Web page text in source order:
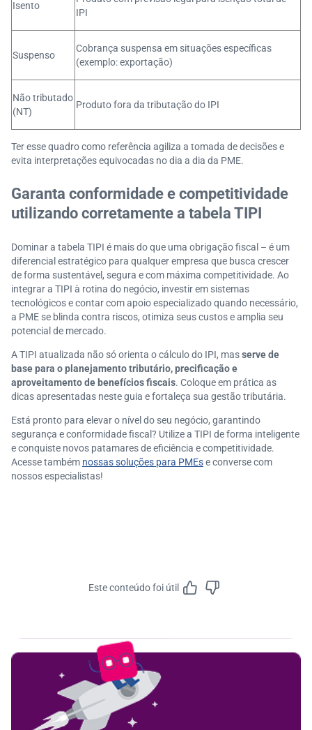
Isento
IPI
Suspenso
Cobrança suspensa em situações específicas
(exemplo: exportação)
Não tributado
(NT)
Produto fora da tributação do IPI
Ter esse quadro como referência agiliza a tomada de decisões e
evita interpretações equivocadas no dia a dia da PME.
Garanta conformidade e competitividade
utilizando corretamente a tabela TIPI
Dominar a tabela TIPI é mais do que uma obrigação fiscal – é um
diferencial estratégico para qualquer empresa que busca crescer
de forma sustentável, segura e com máxima competitividade. Ao
integrar a TIPI à rotina do negócio, investir em sistemas
tecnológicos e contar com apoio especializado quando necessário,
a PME se blinda contra riscos, otimiza seus custos e amplia seu
potencial de mercado.
A TIPI atualizada não só orienta o cálculo do IPI, masserve de
base para o planejamento tributário, precificação e
aproveitamento de benefícios fiscais. Coloque em prática as
dicas apresentadas neste guia e fortaleça sua gestão tributária.
Está pronto para elevar o nível do seu negócio, garantindo
segurança e conformidade fiscal? Utilize a TIPI de forma inteligente
e conquiste novos patamares de eficiência e competitividade.
Acesse também nossas soluções para PMEse converse com
nossos especialistas!
Este conteúdo foi útil